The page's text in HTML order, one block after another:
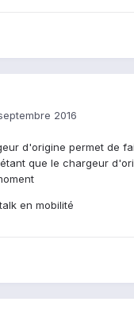
2016
d'origine permet de
que le chargeur
en mobilité